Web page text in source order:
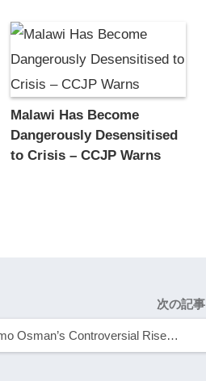
Malawi Has Become
Dangerously Desensitised
to Crisis – CCJP Warns
次の記事
Osman’s Controversial Rise…